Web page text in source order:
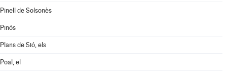
Pinell de Solsonès
Pinós
Plans de Sió, els
Poal, el